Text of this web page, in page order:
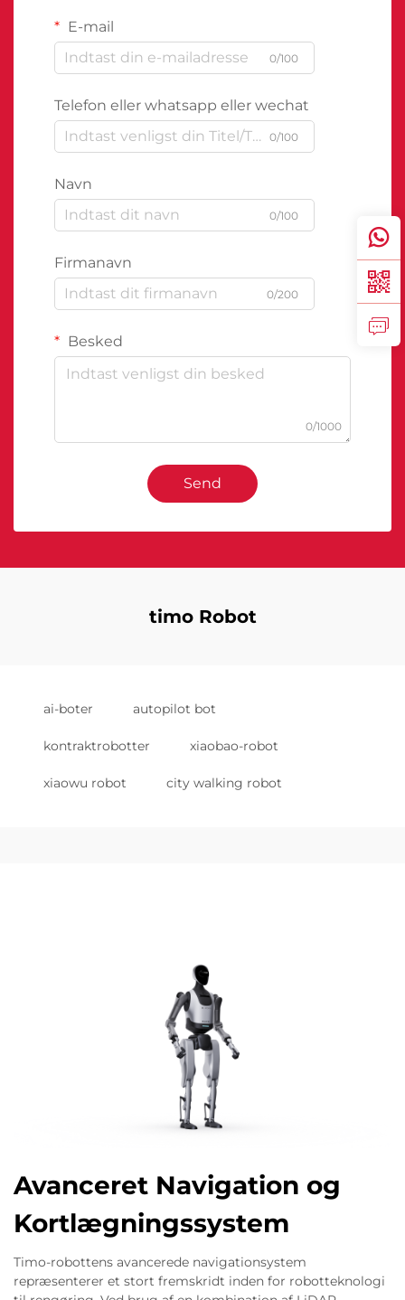
E-mail
0/100
Telefon eller whatsapp eller wechat
0/100
Navn
0/100
Firmanavn
0/200
Besked
0/1000
Send
timo Robot
ai-boter autopilot bot
kontraktrobotter xiaobao-robot
xiaowu robot city walking robot
Avanceret Navigation og
Kortlægningssystem
Timo-robottens avancerede navigationsystem
repræsenterer et stort fremskridt inden for robotteknologi